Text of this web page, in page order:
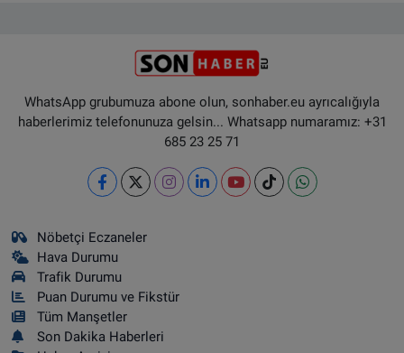
WhatsApp grubumuza abone olun, sonhaber.eu ayrıcalığıyla
haberlerimiz telefonunuza gelsin... Whatsapp numaramız: +31
685 23 25 71
Nöbetçi Eczaneler
Hava Durumu
Trafik Durumu
Puan Durumu ve Fikstür
Tüm Manşetler
Son Dakika Haberleri